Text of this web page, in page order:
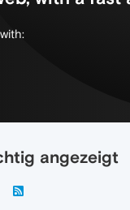
angezeigt